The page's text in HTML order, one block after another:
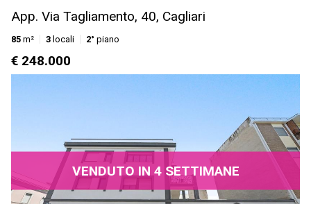
App. Via Tagliamento, 40, Cagliari
85 m² 3 locali 2° piano
€ 248.000
VENDUTO IN 4 SETTIMANE